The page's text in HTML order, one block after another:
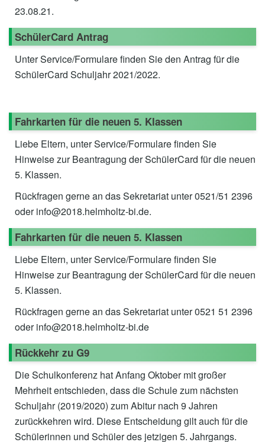
23.08.21.
SchülerCard Antrag
Unter Service/Formulare finden Sie den Antrag für die
SchülerCard Schuljahr 2021/2022.
Fahrkarten für die neuen 5. Klassen
Liebe Eltern, unter Service/Formulare finden Sie
Hinweise zur Beantragung der SchülerCard für die neuen
5. Klassen.
Rückfragen gerne an das Sekretariat unter 0521/51 2396
oder info@2018.helmholtz-bi.de.
Fahrkarten für die neuen 5. Klassen
Liebe Eltern, unter Service/Formulare finden Sie
Hinweise zur Beantragung der SchülerCard für die neuen
5. Klassen.
Rückfragen gerne an das Sekretariat unter 0521 51 2396
oder info@2018.helmholtz-bi.de
Rückkehr zu G9
Die Schulkonferenz hat Anfang Oktober mit großer
Mehrheit entschieden, dass die Schule zum nächsten
Schuljahr (2019/2020) zum Abitur nach 9 Jahren
zurückkehren wird. Diese Entscheidung gilt auch für die
Schülerinnen und Schüler des jetzigen 5. Jahrgangs.